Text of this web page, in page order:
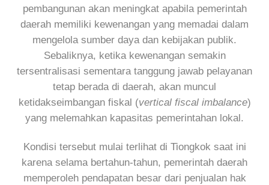
pembangunan akan meningkat apabila pemerintah
daerah memiliki kewenangan yang memadai dalam
mengelola sumber daya dan kebijakan publik.
Sebaliknya, ketika kewenangan semakin
tersentralisasi sementara tanggung jawab pelayanan
tetap berada di daerah, akan muncul
ketidakseimbangan fiskal (vertical fiscal imbalance)
yang melemahkan kapasitas pemerintahan lokal.
Kondisi tersebut mulai terlihat di Tiongkok saat ini
karena selama bertahun-tahun, pemerintah daerah
memperoleh pendapatan besar dari penjualan hak